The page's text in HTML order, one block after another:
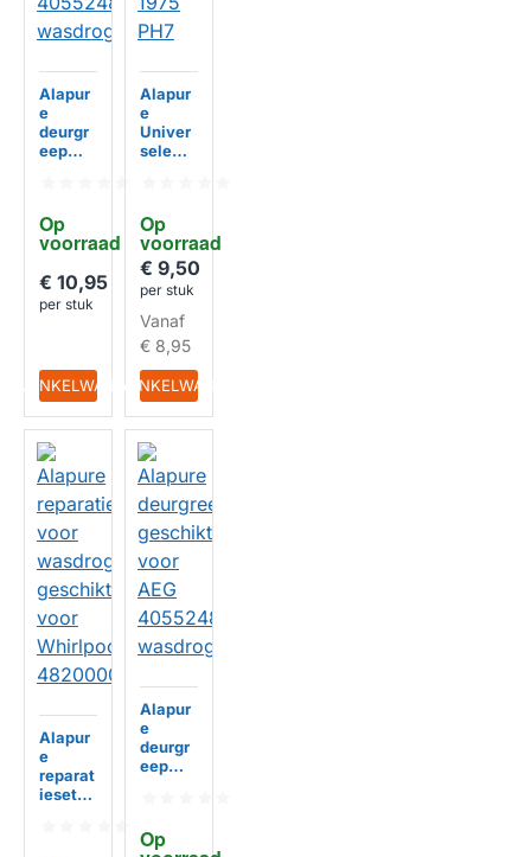
Op
voorraad
Alapur
e
deurgr
eep
lux
40552
wasdro
ger
€ 10,95
per stuk
IN WINKELWAGEN
HUISMERK
Op
voorraad
Alapur
e
Univer
sele
PH7
€ 9,50
per stuk
Vanaf
€ 8,95
IN WINKELWAGEN
Alapur
e
reparat
ieset
Op
Alapur
e
deurgr
eep
40552